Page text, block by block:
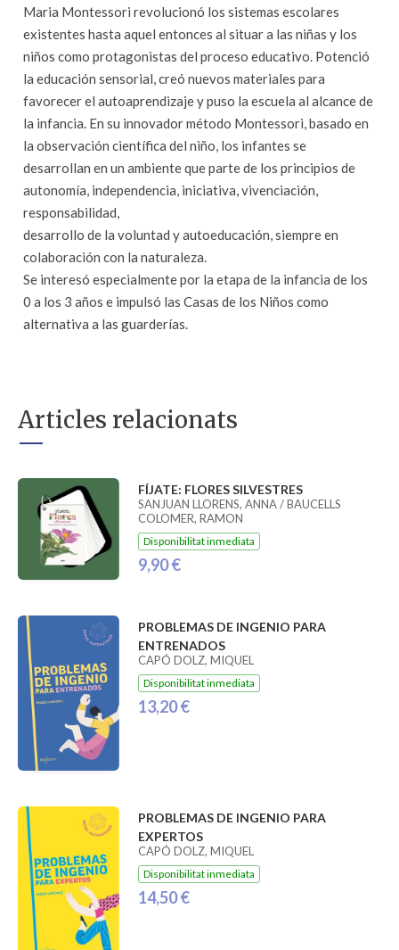
Maria Montessori revolucionó los sistemas escolares
existentes hasta aquel entonces al situar a las niñas y los
niños como protagonistas del proceso educativo. Potenció
la educación sensorial, creó nuevos materiales para
favorecer el autoaprendizaje y puso la escuela al alcance de
la infancia. En su innovador método Montessori, basado en
la observación científica del niño, los infantes se
desarrollan en un ambiente que parte de los principios de
autonomía, independencia, iniciativa, vivenciación,
responsabilidad,
desarrollo de la voluntad y autoeducación, siempre en
colaboración con la naturaleza.
Se interesó especialmente por la etapa de la infancia de los
0 a los 3 años e impulsó las Casas de los Niños como
alternativa a las guarderías.
Articles relacionats
FÍJATE: FLORES SILVESTRES
SANJUAN LLORENS, ANNA / BAUCELLS
COLOMER, RAMON
Disponibilitat inmediata
9,90 €
PROBLEMAS DE INGENIO PARA
ENTRENADOS
CAPÓ DOLZ, MIQUEL
Disponibilitat inmediata
13,20 €
PROBLEMAS DE INGENIO PARA
EXPERTOS
CAPÓ DOLZ, MIQUEL
Disponibilitat inmediata
14,50 €